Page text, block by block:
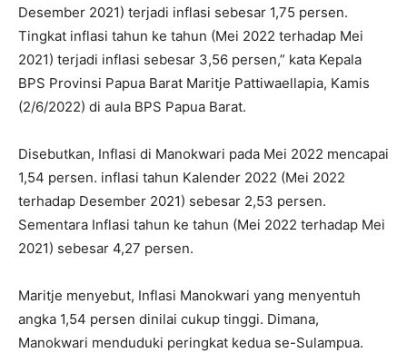
Desember 2021) terjadi inflasi sebesar 1,75 persen.
Tingkat inflasi tahun ke tahun (Mei 2022 terhadap Mei
2021) terjadi inflasi sebesar 3,56 persen,” kata Kepala
BPS Provinsi Papua Barat Maritje Pattiwaellapia, Kamis
(2/6/2022) di aula BPS Papua Barat.
Disebutkan, Inflasi di Manokwari pada Mei 2022 mencapai
1,54 persen. inflasi tahun Kalender 2022 (Mei 2022
terhadap Desember 2021) sebesar 2,53 persen.
Sementara Inflasi tahun ke tahun (Mei 2022 terhadap Mei
2021) sebesar 4,27 persen.
Maritje menyebut, Inflasi Manokwari yang menyentuh
angka 1,54 persen dinilai cukup tinggi. Dimana,
Manokwari menduduki peringkat kedua se-Sulampua.